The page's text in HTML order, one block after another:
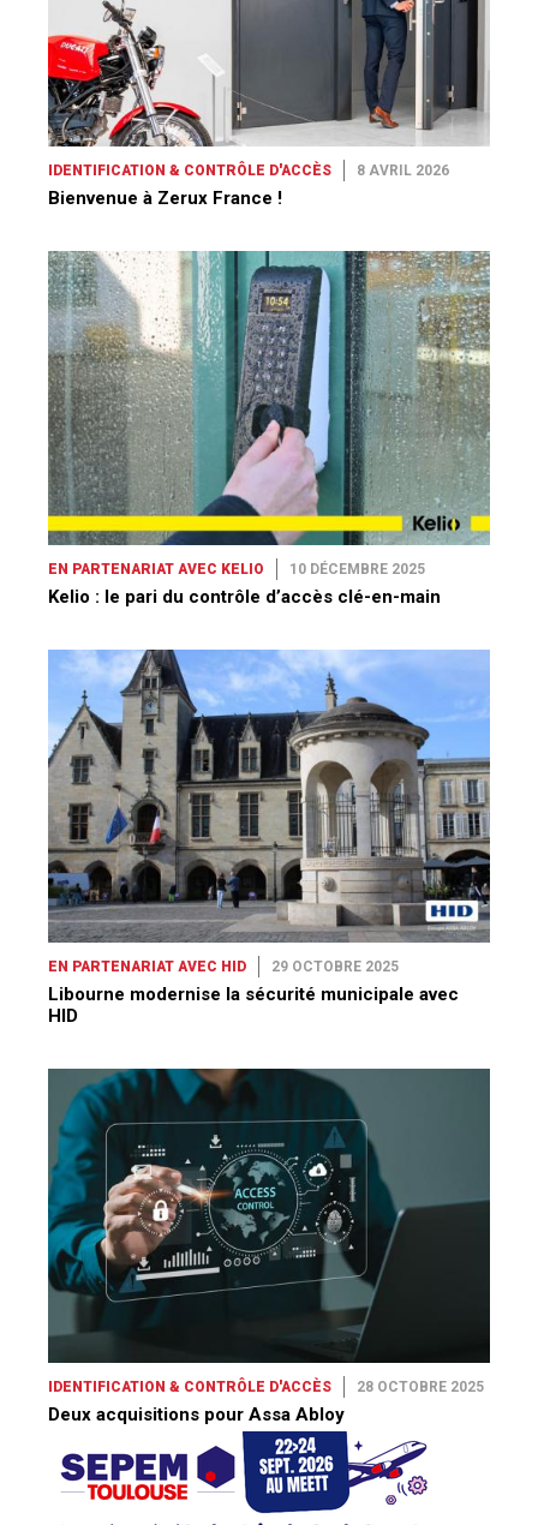
IDENTIFICATION & CONTRÔLE D'ACCÈS 8 AVRIL 2026
Bienvenue à Zerux France !
EN PARTENARIAT AVEC KELIO 10 DÉCEMBRE 2025
Kelio : le pari du contrôle d’accès clé-en-main
EN PARTENARIAT AVEC HID 29 OCTOBRE 2025
Libourne modernise la sécurité municipale avec
HID
IDENTIFICATION & CONTRÔLE D'ACCÈS 28 OCTOBRE 2025
Deux acquisitions pour Assa Abloy
VIDÉO DU MOIS